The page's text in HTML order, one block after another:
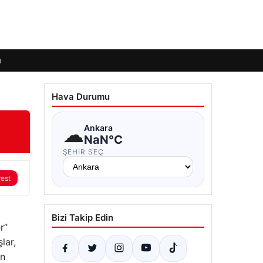
Hava Durumu
☁Ankara
NaN°C
ŞEHIR SEÇ
Bizi Takip Edin